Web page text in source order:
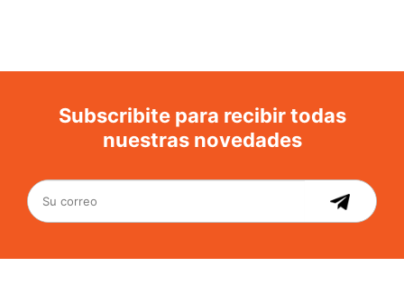
Subscribite para recibir todas
nuestras novedades